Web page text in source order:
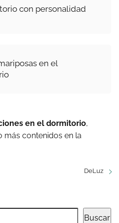
con personalidad
en el
en el dormitorio,
más contenidos en la
DeLuz
Buscar